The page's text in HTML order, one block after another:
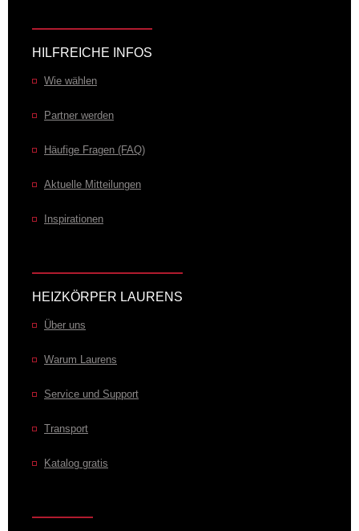
HILFREICHE INFOS
Wie wählen
Partner werden
Häufige Fragen (FAQ)
Aktuelle Mitteilungen
Inspirationen
HEIZKÖRPER LAURENS
Über uns
Warum Laurens
Service und Support
Transport
Katalog gratis